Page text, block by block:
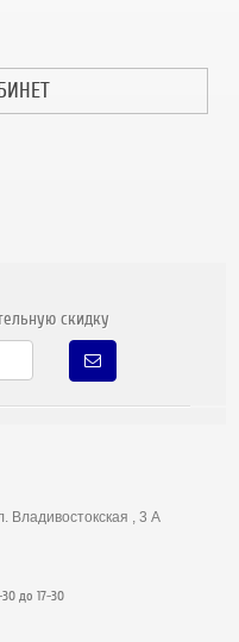
скидку
Владивостокская , 3 А
до 17-30